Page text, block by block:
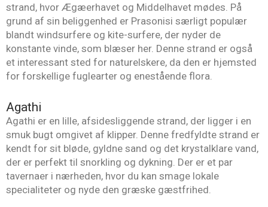
strand, hvor Ægæerhavet og Middelhavet mødes. På
grund af sin beliggenhed er Prasonisi særligt populær
blandt windsurfere og kite-surfere, der nyder de
konstante vinde, som blæser her. Denne strand er også
et interessant sted for naturelskere, da den er hjemsted
for forskellige fuglearter og enestående flora.
Agathi
Agathi er en lille, afsidesliggende strand, der ligger i en
smuk bugt omgivet af klipper. Denne fredfyldte strand er
kendt for sit bløde, gyldne sand og det krystalklare vand,
der er perfekt til snorkling og dykning. Der er et par
tavernaer i nærheden, hvor du kan smage lokale
specialiteter og nyde den græske gæstfrihed.